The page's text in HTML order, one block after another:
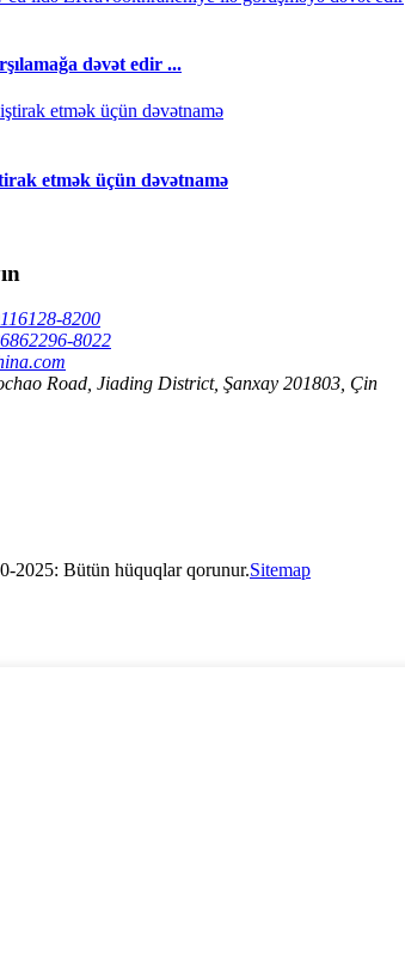
dəvət edir ...
etmək üçün dəvətnamə
8200
8022
Road, Jiading District, Şanxay 201803, Çin
2025: Bütün hüquqlar qorunur.Sitemap